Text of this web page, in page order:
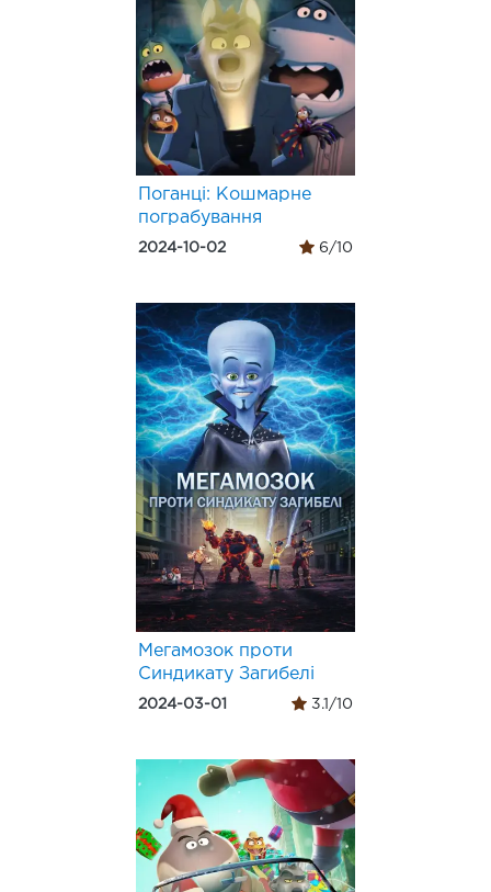
Поганці: Кошмарне
пограбування
2024-10-02 6/10
Мегамозок проти
Синдикату Загибелі
2024-03-01 3.1/10